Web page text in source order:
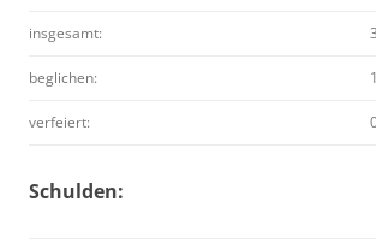
insgesamt:
beglichen:
verfeiert:
Schulden: